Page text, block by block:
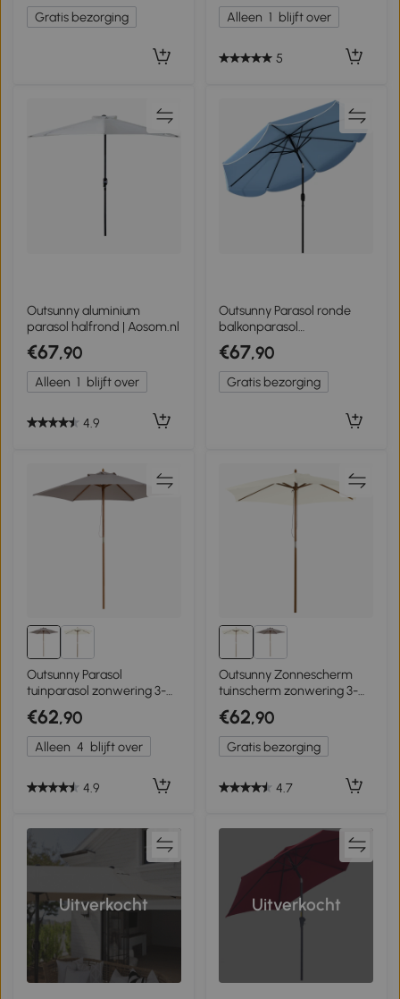
Gratis bezorging
Alleen 1 blijft over
5
Outsunny aluminium
parasol halfrond | Aosom.nl
€67,90
Alleen 1 blijft over
4.9
Outsunny Parasol ronde
balkonparasol
strandparasol met 3-
voudige kanteling, slinger, 8
spaken Ø265 x 235H cm
hemelsblauw
€67,90
Gratis bezorging
Outsunny Parasol
tuinparasol zonwering 3-
traps bamboe 180/㎡
polyester grijs
€62,90
Alleen 4 blijft over
4.9
Outsunny Zonnescherm
tuinscherm zonwering 3-
delig bamboe 180/㎡
polyester crème
€62,90
Gratis bezorging
4.7
Uitverkocht Uitverkocht